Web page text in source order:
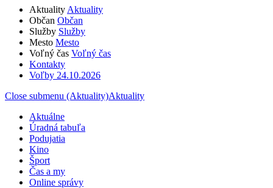
Aktuality Aktuality
Občan Občan
Služby Služby
Mesto Mesto
Voľný čas Voľný čas
Kontakty
Voľby 24.10.2026
Close submenu (Aktuality)Aktuality
Aktuálne
Úradná tabuľa
Podujatia
Kino
Šport
Čas a my
Online správy